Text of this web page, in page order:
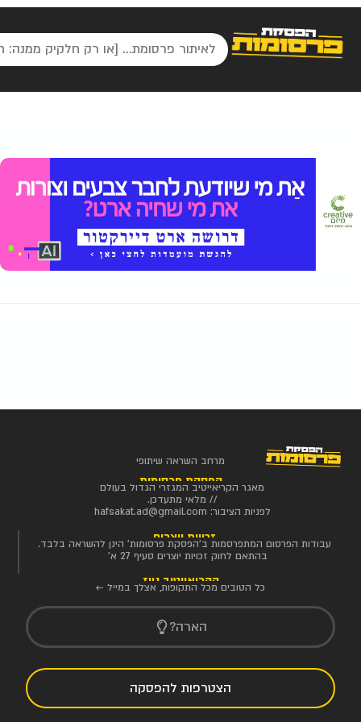
מרחב השראה שיתופי
הפסקת פרסומות
מאגר הקריאייטיב המגזרי הגדול בעולם
// מלאי מתעדכן.
לפניות הציבור: hafsakat.ad@gmail.com
זכויות יוצרים
עבודות הפרסום המתפרסמות ב'הפסקת פרסומות' הינן להשראה בלבד.
בהתאם לחוק זכויות יוצרים סעיף 27 א'
הקריאייטיב ניוז
כל הטובים מכל התקופות, אצלך במייל ←
הארה?
הצטרפות להפסקה